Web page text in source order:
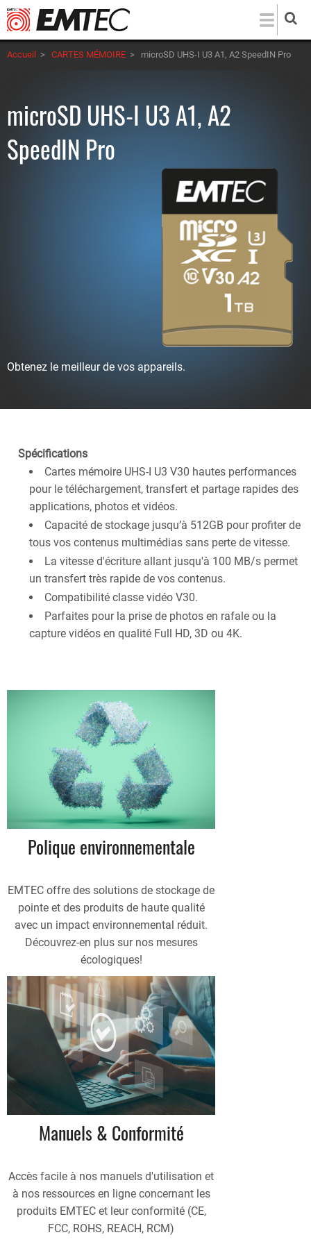
Aller
au
contenu
principal
Accueil > CARTES MÉMOIRE > microSD UHS-I U3 A1, A2 SpeedIN Pro
microSD UHS-I U3 A1, A2
SpeedIN Pro
Obtenez le meilleur de vos appareils.
Spécifications
Cartes mémoire UHS-I U3 V30 hautes performances
pour le téléchargement, transfert et partage rapides des
applications, photos et vidéos.
Capacité de stockage jusqu’à 512GB pour profiter de
tous vos contenus multimédias sans perte de vitesse.
La vitesse d'écriture allant jusqu'à 100 MB/s permet
un transfert très rapide de vos contenus.
Compatibilité classe vidéo V30.
Parfaites pour la prise de photos en rafale ou la
capture vidéos en qualité Full HD, 3D ou 4K.
Polique environnementale
EMTEC offre des solutions de stockage de
pointe et des produits de haute qualité
avec un impact environnemental réduit.
Découvrez-en plus sur nos mesures
écologiques!
Manuels & Conformité
Accès facile à nos manuels d'utilisation et
à nos ressources en ligne concernant les
produits EMTEC et leur conformité (CE,
FCC, ROHS, REACH, RCM)